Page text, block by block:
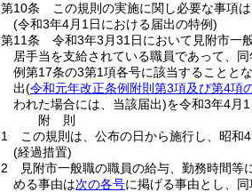
第10条
この規則の実施に関し必要な事項は
(令和3年4月1日における届出の特例)
第11条
令和3年3月31日において見附市一
居手当を支給されている職員であって、
例第17条の3第1項各号に該当することと
出(令和元年改正条例附則第3項及び第4項
われた場合には、当該届出)を令和3年4月
附 則
1
この規則は、公布の日から施行し、昭和
(経過措置)
2
見附市一般職の職員の給与、勤務時間等
める事由は次の各号に掲げる事由とし、